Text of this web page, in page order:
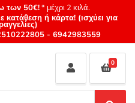
των 50€!* μέχρι 2 κιλά.
ή κάρτα! (ισχύει για
- 6942983559
0